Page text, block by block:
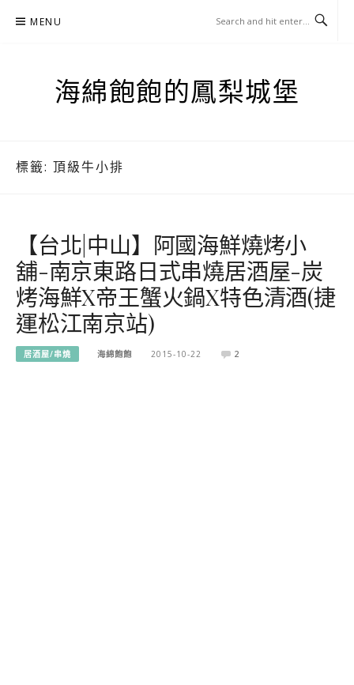
MENU
海綿飽飽的鳳梨城堡
標籤: 頂級牛小排
【台北|中山】阿國海鮮燒烤小
舖-南京東路日式串燒居酒屋-炭
烤海鮮X帝王蟹火鍋X特色清酒(捷
運松江南京站)
居酒屋/串燒 海綿飽飽 2015-10-22 2